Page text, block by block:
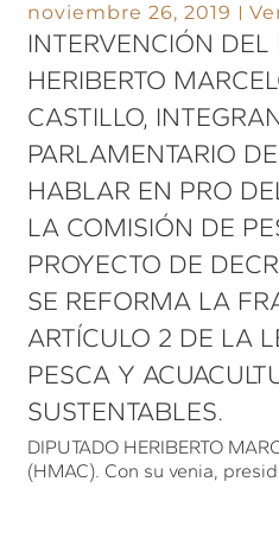
noviembre 26, 2019
INTERVENCIÓN DEL
HERIBERTO
CASTILLO,
PARLAMENTARIO
HABLAR EN PRO
LA COMISIÓN DE
PROYECTO DE
SE REFORMA LA
ARTÍCULO 2 DE LA
PESCA Y
SUSTENTABLES.
DIPUTADO HERIBERTO
(HMAC). Con su venia,